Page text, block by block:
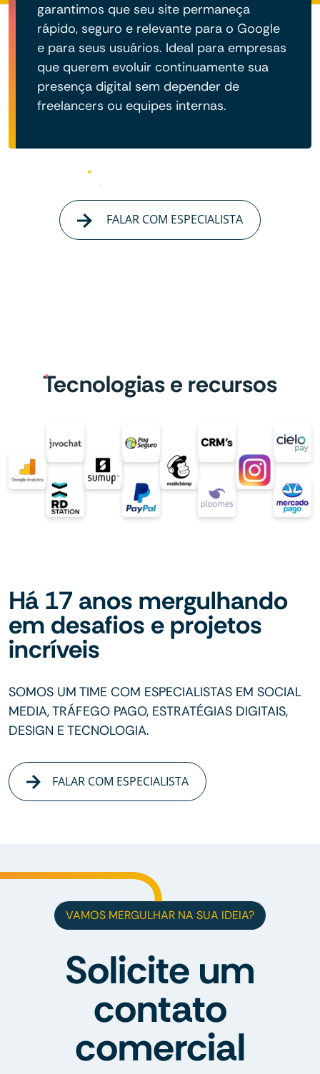
garantimos que seu site permaneça
rápido, seguro e relevante para o Google
e para seus usuários. Ideal para empresas
que querem evoluir continuamente sua
presença digital sem depender de
freelancers ou equipes internas.
FALAR COM ESPECIALISTA
Tecnologias e recursos
Há 17 anos mergulhando
em desafios e projetos
incríveis
SOMOS UM TIME COM ESPECIALISTAS EM SOCIAL
MEDIA, TRÁFEGO PAGO, ESTRATÉGIAS DIGITAIS,
DESIGN E TECNOLOGIA.
FALAR COM ESPECIALISTA
VAMOS MERGULHAR NA SUA IDEIA?
Solicite um
contato
comercial